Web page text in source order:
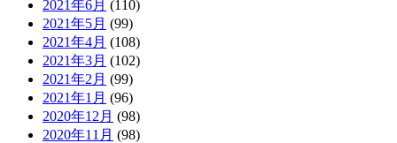
2021年6月 (110)
2021年5月 (99)
2021年4月 (108)
2021年3月 (102)
2021年2月 (99)
2021年1月 (96)
2020年12月 (98)
2020年11月 (98)